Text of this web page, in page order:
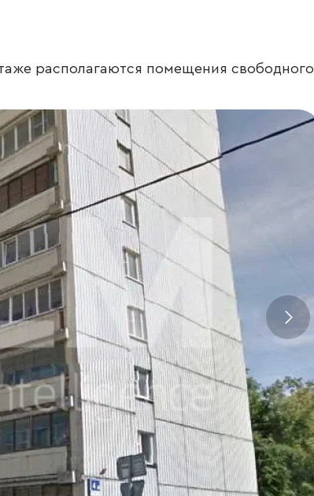
располагаются помещения свободного